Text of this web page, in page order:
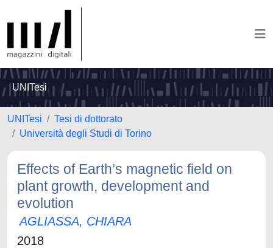
UNITesi
UNITesi
Tesi di dottorato
Università degli Studi di Torino
Effects of Earth’s magnetic field on
plant growth, development and
evolution
AGLIASSA, CHIARA
2018